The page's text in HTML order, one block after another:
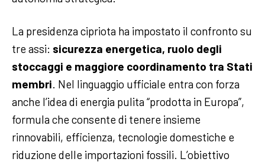
La presidenza cipriota ha impostato il confronto su
tre assi: sicurezza energetica, ruolo degli
stoccaggi e maggiore coordinamento tra Stati
membri. Nel linguaggio ufficiale entra con forza
anche l’idea di energia pulita “prodotta in Europa”,
formula che consente di tenere insieme
rinnovabili, efficienza, tecnologie domestiche e
riduzione delle importazioni fossili. L’obiettivo